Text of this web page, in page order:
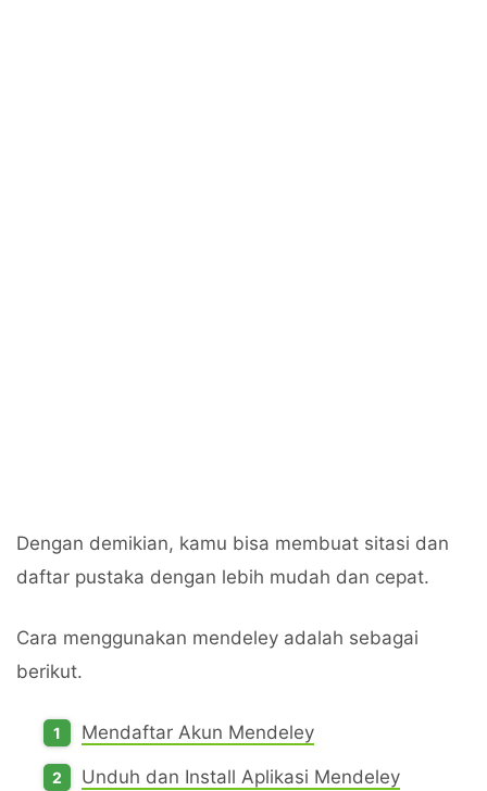
Dengan demikian, kamu bisa membuat sitasi dan
daftar pustaka dengan lebih mudah dan cepat.
Cara menggunakan mendeley adalah sebagai
berikut.
Mendaftar Akun Mendeley
Unduh dan Install Aplikasi Mendeley